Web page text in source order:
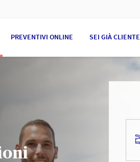
PREVENTIVI ONLINE SEI GIÀ CLIENTE